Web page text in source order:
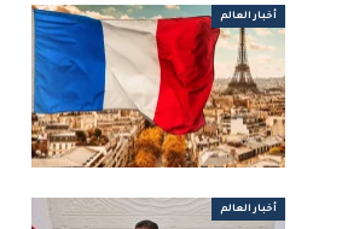
أخبار العالم
أخبار العالم